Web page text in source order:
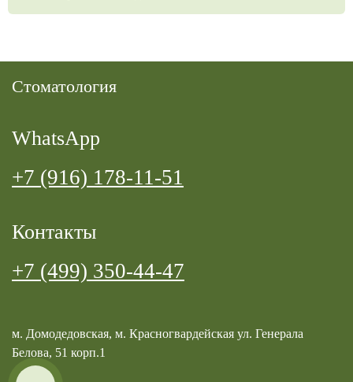
Cтоматология
WhatsApp
+7 (916) 178-11-51
Контакты
+7 (499) 350-44-47
м. Домодедовская, м. Красногвардейская ул. Генерала
Белова, 51 корп.1